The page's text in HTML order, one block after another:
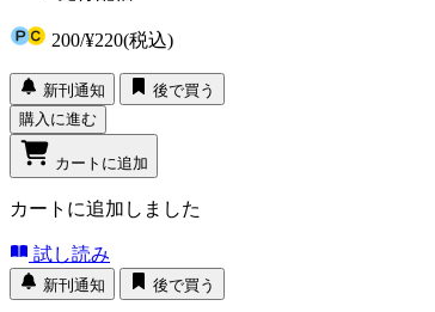
200/¥220(税込)
新刊通知
後で買う
購入に進む
カートに追加
カートに追加しました
試し読み
新刊通知 後で買う